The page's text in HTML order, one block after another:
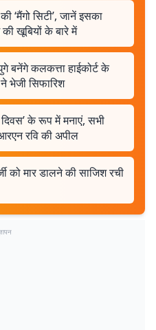
‘मैंगो सिटी’, जानें इसका
खूबियों के बारे में
बनेंगे कलकत्ता हाईकोर्ट के
भेजी सिफारिश
के रूप में मनाएं, सभी
रवि की अपील
को मार डालने की साजिश रची